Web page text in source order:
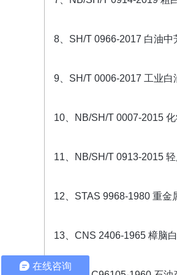
8、SH/T 0966-2017 白油
9、SH/T 0006-2017 工业白
10、NB/SH/T 0007-2015
11、NB/SH/T 0913-2015
12、STAS 9968-1980 重金
13、CNS 2406-1965 樟脑
在线咨询